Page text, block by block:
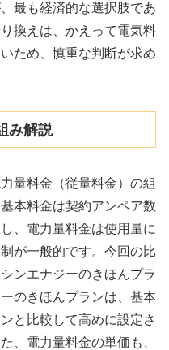
最も経済的な選択肢であ
換えは、かえって電気料
ため、慎重な判断が求め
み解説
量料金（従量料金）の組
本料金は契約アンペア数
、電力量料金は使用量に
が一般的です。今回の比
ンエナジーのきほんプラ
のきほんプランは、基本
と比較して高めに設定さ
、電力量料金の単価も、